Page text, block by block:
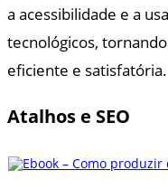
a acessibilidade e a
tecnológicos,
eficiente e satisfatória.
Atalhos e SEO